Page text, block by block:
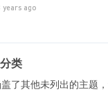
years ago
类
了其他未列出的主题